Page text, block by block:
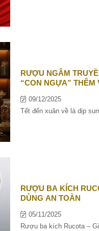
RƯỢU NGÂM
“CON NGỰA” THÊM
Tết đến xuân về là dịp
09/12/2025
RƯỢU BA KÍCH
DÙNG AN TOÀN
Rượu ba kích Rucota –
05/11/2025